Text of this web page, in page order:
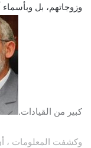
وزوجاتهم، بل
كبير من القيادات.
وكشفت المعلومات ،